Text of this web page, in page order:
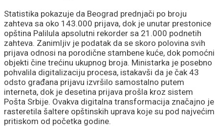
prvom udahu
Statistika pokazuje da Beograd prednjači po broju
zahteva sa oko 143.000 prijava, dok je unutar prestonice
opština Palilula apsolutni rekorder sa 21.000 podnetih
zahteva. Zanimljiv je podatak da se skoro polovina svih
prijava odnosi na porodične stambene kuće, dok pomoćni
objekti čine trećinu ukupnog broja. Ministarka je posebno
pohvalila digitalizaciju procesa, istakavši da je čak 43
odsto građana prijavu izvršilo samostalno putem
interneta, dok je desetina prijava prošla kroz sistem
Pošta Srbije. Ovakva digitalna transformacija značajno je
rasteretila šaltere opštinskih uprava koje su pod najvećim
pritiskom od početka godine.